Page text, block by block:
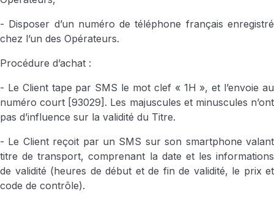
- Disposer d’un numéro de téléphone français enregistré
chez l’un des Opérateurs.
Procédure d’achat :
- Le Client tape par SMS le mot clef « 1H », et l’envoie au
numéro court [93029]. Les majuscules et minuscules n’ont
pas d’influence sur la validité du Titre.
- Le Client reçoit par un SMS sur son smartphone valant
titre de transport, comprenant la date et les informations
de validité (heures de début et de fin de validité, le prix et
code de contrôle).